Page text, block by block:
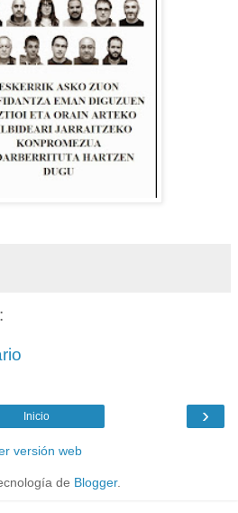
›
Inicio
versión web
de Blogger.